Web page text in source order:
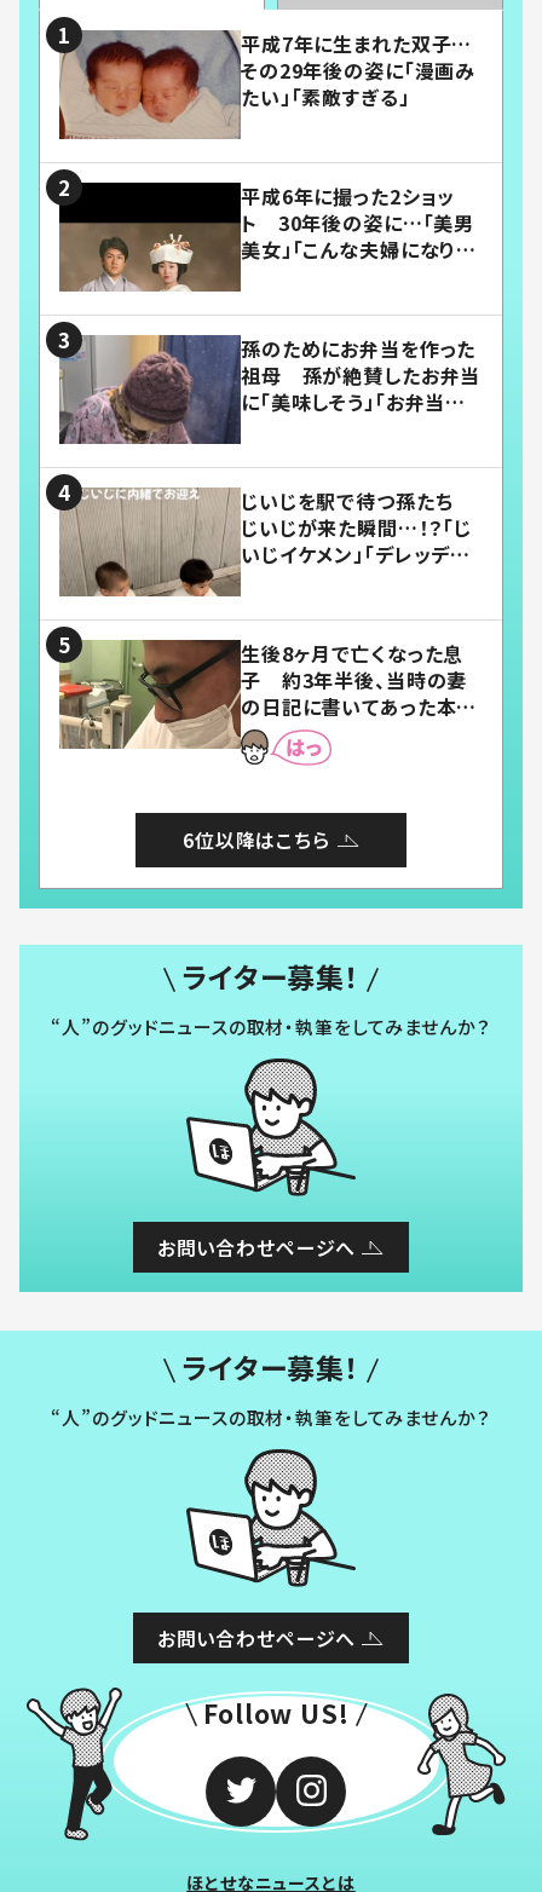
平成7年に生まれた双子…
その29年後の姿に「漫画み
たい」「素敵すぎる」
平成6年に撮った2ショッ
ト 30年後の姿に…「美男
美女」「こんな夫婦になりた
孫のためにお弁当を作った
祖母 孫が絶賛したお弁当
に「美味しそう」「お弁当すご
じいじを駅で待つ孫たち
じいじが来た瞬間…！？「じ
いじイケメン」「デレッデレ」
生後8ヶ月で亡くなった息
子 約3年半後、当時の妻
の日記に書いてあった本音
とは
6位以降はこちら
ライター募集！
“人”のグッドニュースの取材・執筆をしてみませんか？
お問い合わせページへ
ライター募集！
“人”のグッドニュースの取材・執筆をしてみませんか？
お問い合わせページへ
Follow US!
ほとせなニュースとは